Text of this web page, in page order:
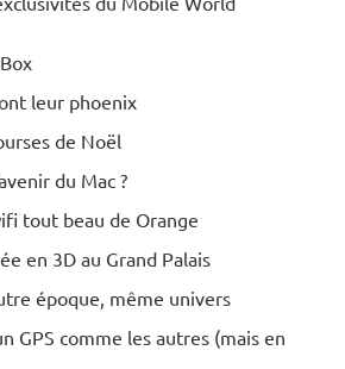
leur phoenix
de Noël
du Mac ?
tout beau de Orange
en 3D au Grand Palais
époque, même univers
GPS comme les autres (mais en